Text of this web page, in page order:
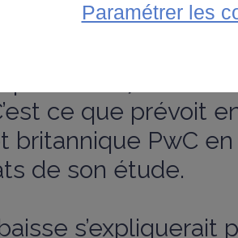
le nombre de
passer de 280
et de 270 à 212
ce que prévoit
britannique PwC
de son étude.
s’expliquerait
Paramétrer les